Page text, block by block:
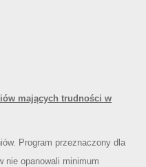
mających trudności w
Program przeznaczony dla
nie opanowali minimum